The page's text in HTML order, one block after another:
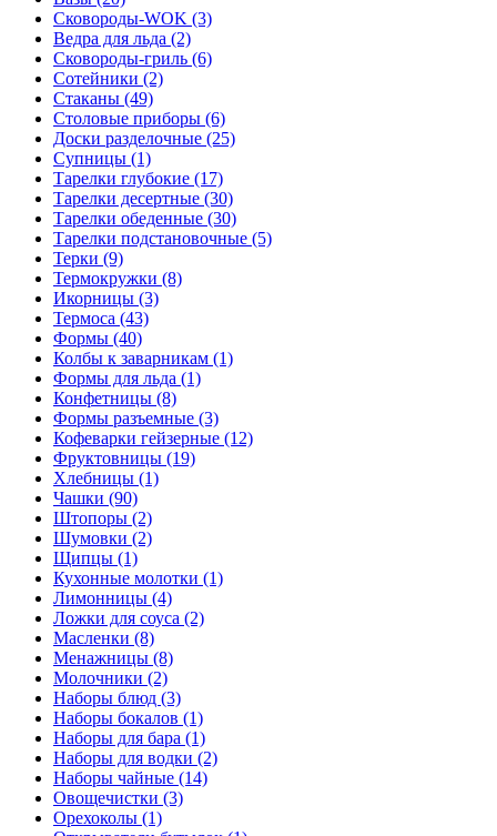
Сковороды-WOK (3)
Ведра для льда (2)
Сковороды-гриль (6)
Сотейники (2)
Стаканы (49)
Столовые приборы (6)
Доски разделочные (25)
Супницы (1)
Тарелки глубокие (17)
Тарелки десертные (30)
Тарелки обеденные (30)
Тарелки подстановочные (5)
Терки (9)
Термокружки (8)
Икорницы (3)
Термоса (43)
Формы (40)
Колбы к заварникам (1)
Формы для льда (1)
Конфетницы (8)
Формы разъемные (3)
Кофеварки гейзерные (12)
Фруктовницы (19)
Хлебницы (1)
Чашки (90)
Штопоры (2)
Шумовки (2)
Щипцы (1)
Кухонные молотки (1)
Лимонницы (4)
Ложки для соуса (2)
Масленки (8)
Менажницы (8)
Молочники (2)
Наборы блюд (3)
Наборы бокалов (1)
Наборы для бара (1)
Наборы для водки (2)
Наборы чайные (14)
Овощечистки (3)
Орехоколы (1)